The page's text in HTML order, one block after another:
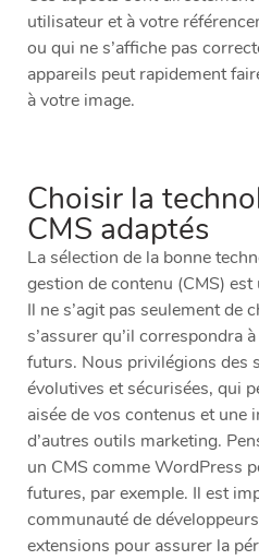
utilisateur et à votre
ou qui ne s’affiche pas
appareils peut rapidement
à votre image.
Choisir la
CMS adaptés
La sélection de la bonne
gestion de contenu (CMS)
Il ne s’agit pas seulement de
s’assurer qu’il correspondra
futurs. Nous privilégions des
évolutives et sécurisées, qui
aisée de vos contenus et une
d’autres outils marketing.
un CMS comme WordPress
futures, par exemple. Il est
communauté de
extensions pour assurer la